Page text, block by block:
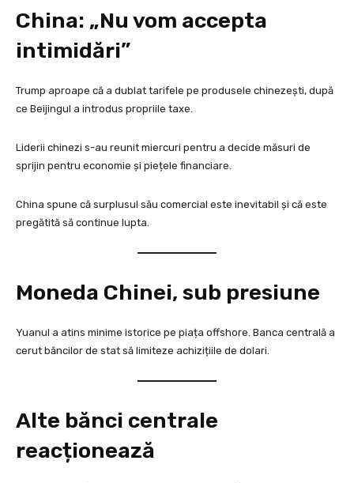
China: „Nu vom accepta
intimidări”
Trump aproape că a dublat tarifele pe produsele chinezești, după
ce Beijingul a introdus propriile taxe.
Liderii chinezi s-au reunit miercuri pentru a decide măsuri de
sprijin pentru economie și piețele financiare.
China spune că surplusul său comercial este inevitabil și că este
pregătită să continue lupta.
Moneda Chinei, sub presiune
Yuanul a atins minime istorice pe piața offshore. Banca centrală a
cerut băncilor de stat să limiteze achizițiile de dolari.
Alte bănci centrale
reacționează